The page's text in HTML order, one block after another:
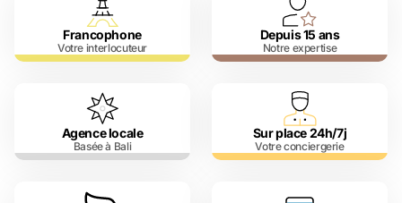
Francophone
Votre interlocuteur
Depuis 15 ans
Notre expertise
Agence locale
Basée à Bali
Sur place 24h/7j
Votre conciergerie